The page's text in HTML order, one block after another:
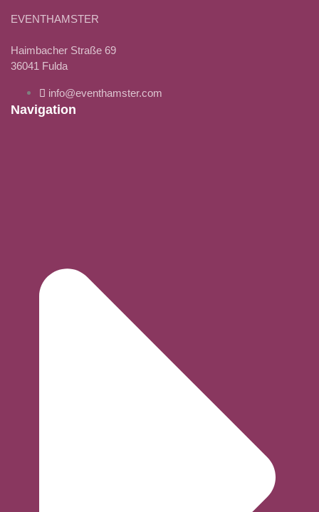
EVENTHAMSTER
Haimbacher Straße 69
36041 Fulda
info@eventhamster.com
Navigation